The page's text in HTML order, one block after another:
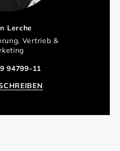
Lerche
Vertrieb &
94799-11